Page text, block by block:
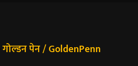
गोल्डन पेन / GoldenPenn